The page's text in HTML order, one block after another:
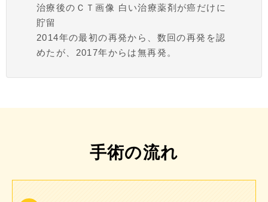
治療後のＣＴ画像 白い治療薬剤が癌だけに
貯留
2014年の最初の再発から、数回の再発を認
めたが、2017年からは無再発。
手術の流れ